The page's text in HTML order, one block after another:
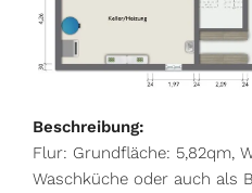
Beschreibung:
Flur: Grundfläche: 5,82qm,
Waschküche oder auch als